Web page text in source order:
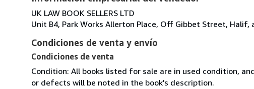
UK LAW BOOK SELLERS LTD
Unit B4, Park Works Allerton Place, Off Gibbet Street, Halif,
Condiciones de venta y envío
Condiciones de venta
Condition: All books listed for sale are in used condition,
or defects will be noted in the book's description.